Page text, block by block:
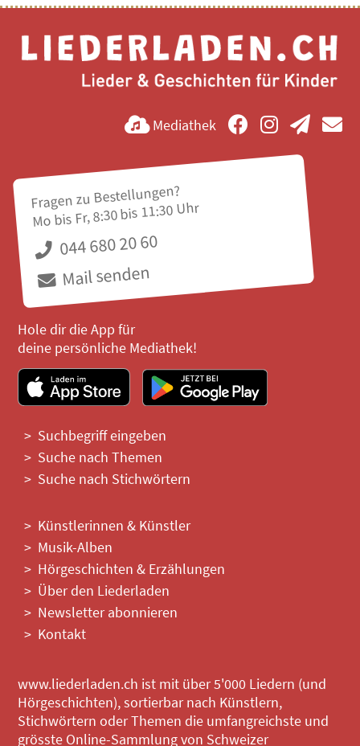
Mediathek
Fragen zu Bestellungen?
Mo bis Fr, 8:30 bis 11:30 Uhr
044 680 20 60
Mail senden
Hole dir die App für
deine persönliche Mediathek!
Suchbegriff eingeben
Suche nach Themen
Suche nach Stichwörtern
Künstlerinnen & Künstler
Musik-Alben
Hörgeschichten & Erzählungen
Über den Liederladen
Newsletter abonnieren
Kontakt
www.liederladen.ch ist mit über 5'000 Liedern (und
Hörgeschichten), sortierbar nach Künstlern,
Stichwörtern oder Themen die umfangreichste und
grösste Online-Sammlung von Schweizer